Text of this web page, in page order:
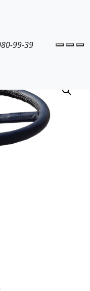
99-39
Рулевая колонка